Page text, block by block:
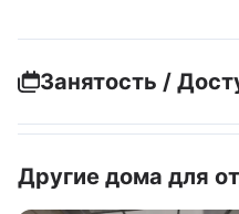
Занятость /
Другие дома для